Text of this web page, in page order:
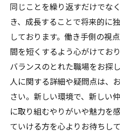
同じことを繰り返すだけでな
き、成長することで将来的に
しております。働き手側の視
間を短くするよう心がけてお
バランスのとれた職場をお探
人に関する詳細や疑問点は、
さい。新しい環境で、新しい
に取り組むやりがいや魅力を
ていける方を心よりお待ちして